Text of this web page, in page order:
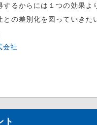
するからには１つの効果
の差別化を図っていきた
会社
ト